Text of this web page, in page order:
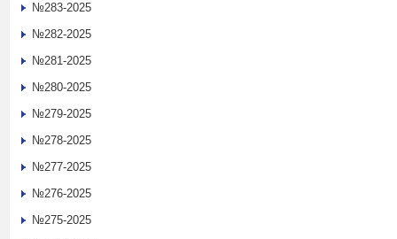
№283-2025
№282-2025
№281-2025
№280-2025
№279-2025
№278-2025
№277-2025
№276-2025
№275-2025